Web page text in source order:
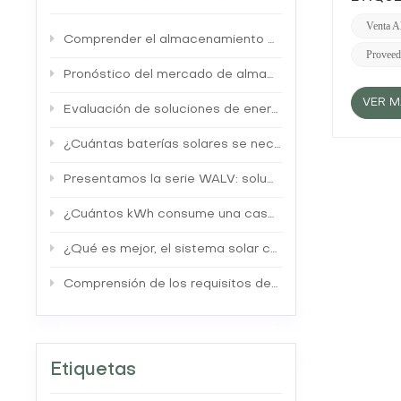
para
al
Venta
VER
Comprender el almacenamiento de energía en baterías
Pronóstico del mercado de almacenamiento de energía residencial: tendencias e información
Evaluación de soluciones de energía de respaldo: generadores tradicionales versus sistemas de baterías solares
¿Cuántas baterías solares se necesitan para alimentar una casa?
Presentamos la serie WALV: soluciones avanzadas de almacenamiento de energía residencial
¿Cuántos kWh consume una casa en 24 horas?
¿Qué es mejor, el sistema solar conectado a la red o fuera de la red?
Comprensión de los requisitos de certificación global para baterías de almacenamiento de energía
Etiquetas